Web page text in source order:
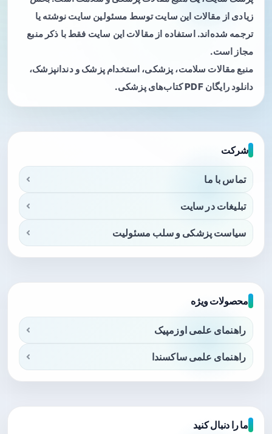
زیادی از مقالات این سایت توسط مسئولین سایت نوشته یا
ترجمه شده‌اند. استفاده از مقالات این سایت فقط با ذکر منبع
مجاز است.
منبع مقالات سلامت، پزشکی، استخدام پزشک و دندانپزشک،
دانلود رایگان PDF کتاب‌های پزشکی.
شرکت
تماس با ما
تبلیغات در سایت
سیاست پزشکی و سلب مسئولیت
محصولات ویژه
راهنمای علمی اوزمپیک
راهنمای علمی ساکسندا
ما را دنبال کنید